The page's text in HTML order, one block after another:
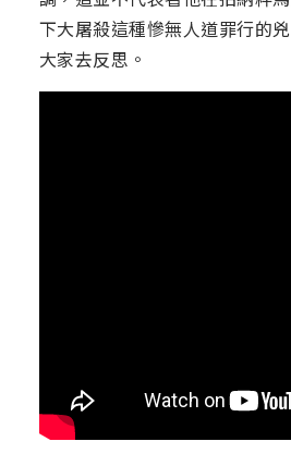
下大屠殺這種慘無人道罪行的
大家去反思。